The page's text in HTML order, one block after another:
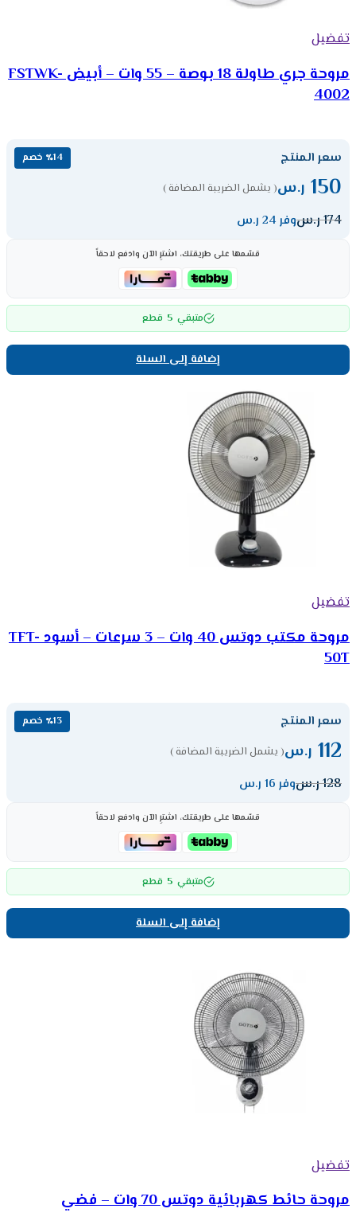
تفضيل
مروحة جري طاولة 18 بوصة – 55 وات – أبيض FSTWK-
4002
سعر المنتج ٪14 خصم
150 ر.س( يشمل الضريبة المضافة )
174ر.سوفر 24 ر.س
قسّمها على طريقتك، اشترِ الآن وادفع لاحقاً
متبقي 5 قطع
إضافة إلى السلة
تفضيل
مروحة مكتب دوتس 40 وات – 3 سرعات – أسود TFT-
50T
سعر المنتج ٪13 خصم
112 ر.س( يشمل الضريبة المضافة )
128ر.سوفر 16 ر.س
قسّمها على طريقتك، اشترِ الآن وادفع لاحقاً
متبقي 5 قطع
إضافة إلى السلة
تفضيل
مروحة حائط كهربائية دوتس 70 وات – فضي